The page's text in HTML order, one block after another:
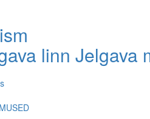
linn Jelgava